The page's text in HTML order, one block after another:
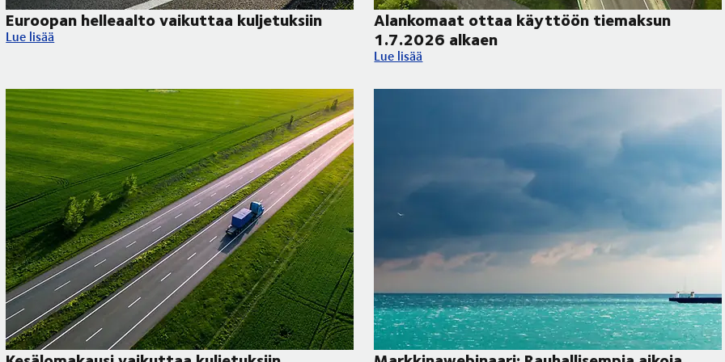
Euroopan helleaalto vaikuttaa kuljetuksiin
Euroopan helleaalto vaikuttaa kuljetuksiin
Lue lisää
Alankomaat ottaa käyttöön tiemaksun
1.7.2026 alkaen
Alankomaat ottaa käyttöön tiemaksun 1.7.2026 alkaen
Lue lisää